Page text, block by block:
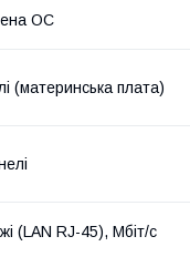
ОС
(материнська плата)
(LAN RJ-45), Мбіт/с